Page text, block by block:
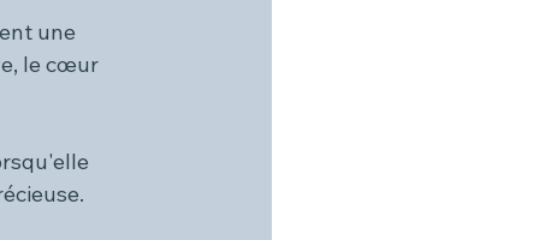
une
le cœur